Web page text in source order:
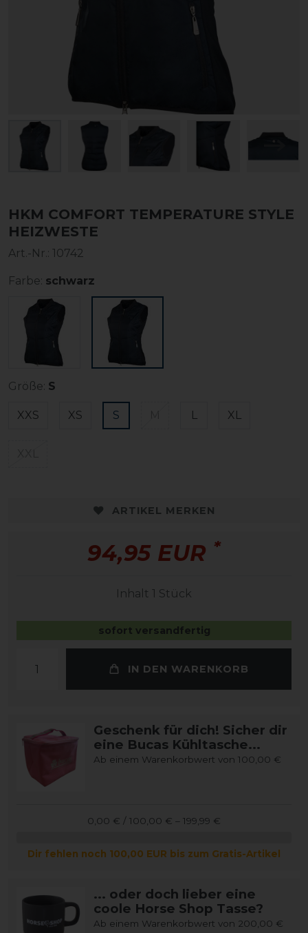
HKM COMFORT TEMPERATURE STYLE
HEIZWESTE
Art.-Nr.: 10742
Farbe: schwarz
Größe: S
XXS XS S L XL
ARTIKEL MERKEN
94,95 EUR *
Inhalt 1 Stück
sofort versandfertig
IN DEN WARENKORB
Geschenk für dich! Sicher dir
eine Bucas Kühltasche...
Ab einem Warenkorbwert von 100,00 €
0,00 € / 100,00 € – 199,99 €
Dir fehlen noch 100,00 EUR bis zum Gratis-Artikel
... oder doch lieber eine
coole Horse Shop Tasse?
Ab einem Warenkorbwert von 200,00 €